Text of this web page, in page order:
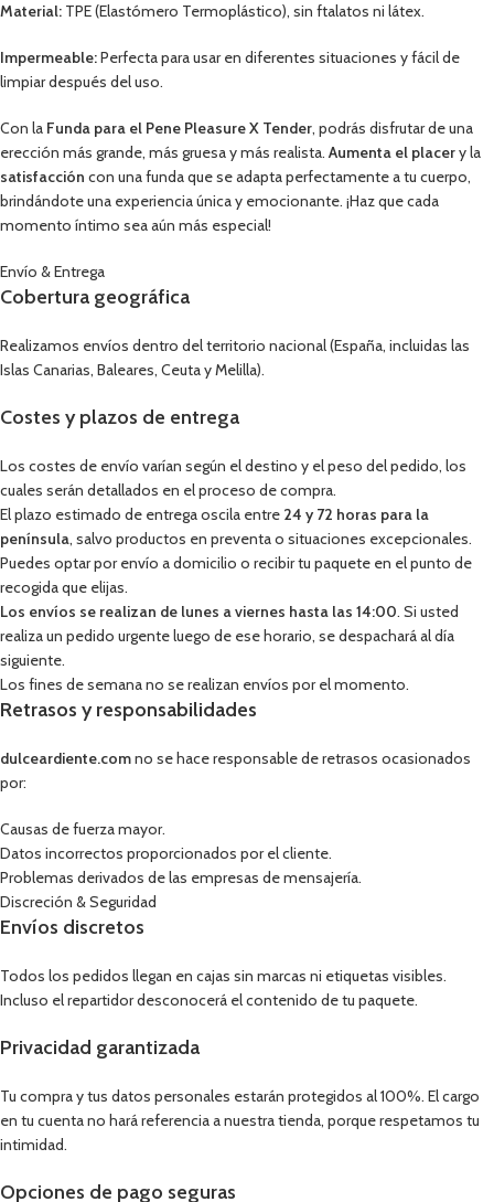
Material: TPE (Elastómero Termoplástico), sin ftalatos ni látex.
Impermeable:Perfecta para usar en diferentes situaciones y fácil de
limpiar después del uso.
Con la Funda para el Pene Pleasure X Tender, podrás disfrutar de una
erección más grande, más gruesa y más realista. Aumenta el placery la
satisfacción con una funda que se adapta perfectamente a tu cuerpo,
brindándote una experiencia única y emocionante. ¡Haz que cada
momento íntimo sea aún más especial!
Envío & Entrega
Cobertura geográfica
Realizamos envíos dentro del territorio nacional (España, incluidas las
Islas Canarias, Baleares, Ceuta y Melilla).
Costes y plazos de entrega
Los costes de envío varían según el destino y el peso del pedido, los
cuales serán detallados en el proceso de compra.
El plazo estimado de entrega oscila entre 24 y 72 horas para la
península, salvo productos en preventa o situaciones excepcionales.
Puedes optar por envío a domicilio o recibir tu paquete en el punto de
recogida que elijas.
Los envíos se realizan de lunes a viernes hasta las 14:00. Si usted
realiza un pedido urgente luego de ese horario, se despachará al día
siguiente.
Los fines de semana no se realizan envíos por el momento.
Retrasos y responsabilidades
dulceardiente.comno se hace responsable de retrasos ocasionados
por:
Causas de fuerza mayor.
Datos incorrectos proporcionados por el cliente.
Problemas derivados de las empresas de mensajería.
Discreción & Seguridad
Envíos discretos
Todos los pedidos llegan en cajas sin marcas ni etiquetas visibles.
Incluso el repartidor desconocerá el contenido de tu paquete.
Privacidad garantizada
Tu compra y tus datos personales estarán protegidos al 100%. El cargo
en tu cuenta no hará referencia a nuestra tienda, porque respetamos tu
intimidad.
Opciones de pago seguras